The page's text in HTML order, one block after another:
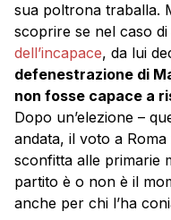
sua poltrona traballa.
scoprire se nel caso
dell’incapace, da lui
defenestrazione di
non fosse capace a
Dopo un’elezione –
andata, il voto a
sconfitta alle primarie
partito è o non è il
anche per chi l’ha